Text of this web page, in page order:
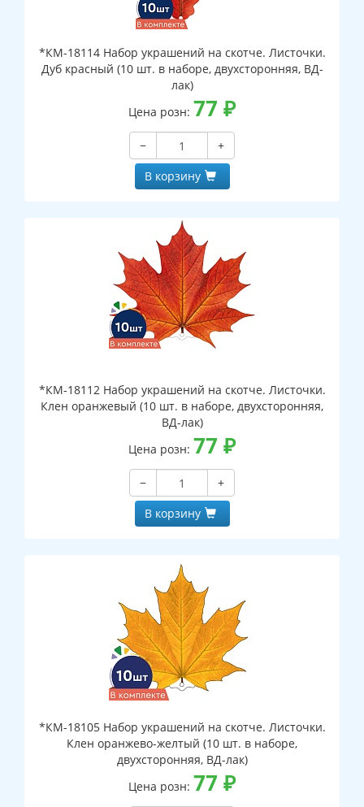
*КМ-18114 Набор украшений на скотче. Листочки.
Дуб красный (10 шт. в наборе, двухсторонняя, ВД-
лак)
Цена розн: 77 ₽
−
+
В корзину
*КМ-18112 Набор украшений на скотче. Листочки.
Клен оранжевый (10 шт. в наборе, двухсторонняя,
ВД-лак)
Цена розн: 77 ₽
−
+
В корзину
*КМ-18105 Набор украшений на скотче. Листочки.
Клен оранжево-желтый (10 шт. в наборе,
двухсторонняя, ВД-лак)
Цена розн: 77 ₽